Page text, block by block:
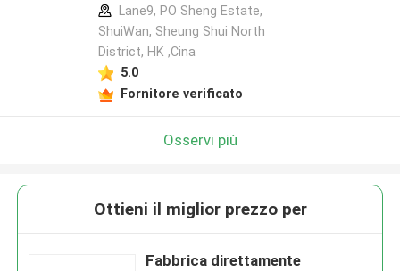
Lane9, PO Sheng Estate,
ShuiWan, Sheung Shui North
District, HK ,Cina
5.0
Fornitore verificato
Osservi più
Ottieni il miglior prezzo per
Fabbrica direttamente